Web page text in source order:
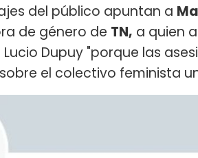
del público apuntan a
de género de TN, a quien
Dupuy "porque las
el colectivo feminista